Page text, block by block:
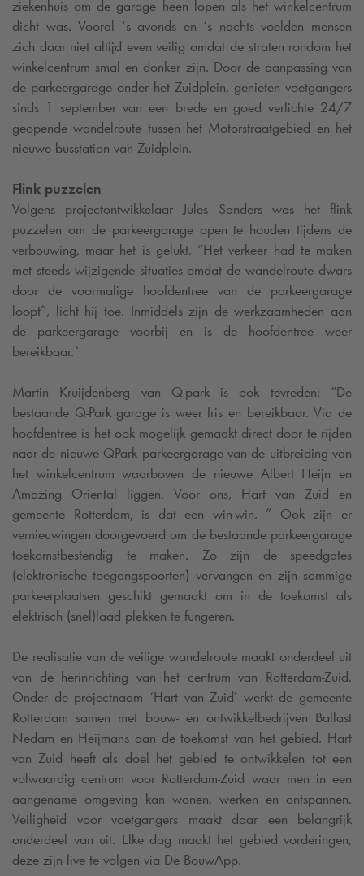
ziekenhuis om de garage heen lopen als het winkelcentrum
dicht was. Vooral ‘s avonds en ‘s nachts voelden mensen
zich daar niet altijd even veilig omdat de straten rondom het
winkelcentrum smal en donker zijn. Door de aanpassing van
de parkeergarage onder het Zuidplein, genieten voetgangers
sinds 1 september van een brede en goed verlichte 24/7
geopende wandelroute tussen het Motorstraatgebied en het
nieuwe busstation van Zuidplein.
Flink puzzelen
Volgens projectontwikkelaar Jules Sanders was het flink
puzzelen om de parkeergarage open te houden tijdens de
verbouwing, maar het is gelukt. “Het verkeer had te maken
met steeds wijzigende situaties omdat de wandelroute dwars
door de voormalige hoofdentree van de parkeergarage
loopt”, licht hij toe. Inmiddels zijn de werkzaamheden aan
de parkeergarage voorbij en is de hoofdentree weer
bereikbaar.`
Martin Kruijdenberg van Q-parkis ook tevreden: “De
bestaande Q-Parkgarage is weer fris en bereikbaar. Via de
hoofdentree is het ook mogelijk gemaakt direct door te rijden
naar de nieuwe QPark parkeergarage van de uitbreiding van
het winkelcentrum waarboven de nieuwe Albert Heijn en
Amazing Oriental liggen. Voor ons, Hart van Zuid en
gemeente Rotterdam, is dat een win-win. ” Ook zijn er
vernieuwingen doorgevoerd om de bestaande parkeergarage
toekomstbestendig te maken. Zo zijn de speedgates
(elektronische toegangspoorten) vervangen en zijn sommige
parkeerplaatsen geschikt gemaakt om in de toekomst als
elektrisch (snel)laad plekken te fungeren.
De realisatie van de veilige wandelroute maakt onderdeel uit
van de herinrichting van het centrum van Rotterdam-Zuid.
Onder de projectnaam ‘Hart van Zuid’ werkt de gemeente
Rotterdam samen met bouw- en ontwikkelbedrijven Ballast
Nedam en Heijmans aan de toekomst van het gebied. Hart
van Zuid heeft als doel het gebied te ontwikkelen tot een
volwaardig centrum voor Rotterdam-Zuid waar men in een
aangename omgeving kan wonen, werken en ontspannen.
Veiligheid voor voetgangers maakt daar een belangrijk
onderdeel van uit. Elke dag maakt het gebied vorderingen,
deze zijn live te volgen via De BouwApp.